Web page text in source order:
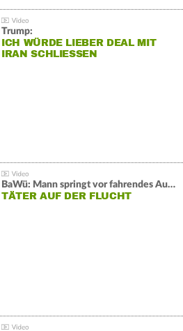
Trump:
ICH WÜRDE LIEBER DEAL MIT
IRAN SCHLIESSEN
BaWü: Mann springt vor fahrendes Auto und schießt
TÄTER AUF DER FLUCHT